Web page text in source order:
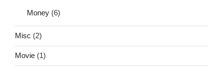
Money (6)
Misc (2)
Movie (1)